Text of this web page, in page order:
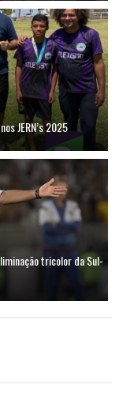
JERN’s 2025
tricolor da Sul-